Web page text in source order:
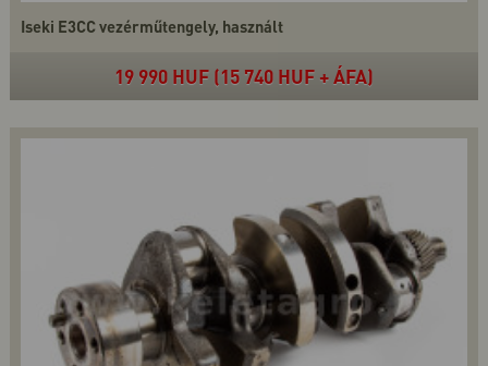
Iseki E3CC vezérműtengely, használt
19 990 HUF (15 740 HUF + ÁFA)